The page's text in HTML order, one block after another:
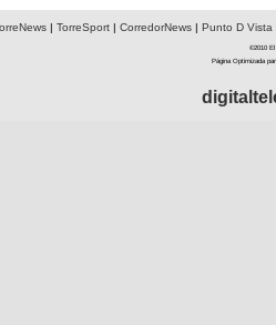
| TorreSport| CorredorNews| Punto D Vista
©2010 El
Página Optimizada